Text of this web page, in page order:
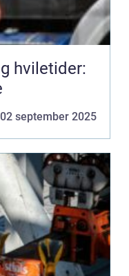
hviletider:
02 september 2025